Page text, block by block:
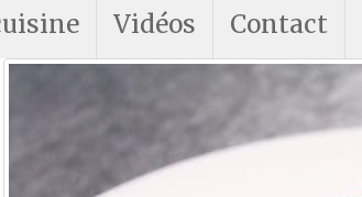
Vidéos Contact